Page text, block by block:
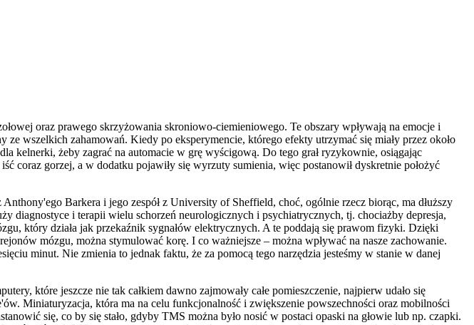
oraz prawego skrzyżowania skroniowo-ciemieniowego. Te obszary wpływają na emocje i
wszelkich zahamowań. Kiedy po eksperymencie, którego efekty utrzymać się miały przez około
kelnerki, żeby zagrać na automacie w grę wyścigową. Do tego grał ryzykownie, osiągając
coraz gorzej, a w dodatku pojawiły się wyrzuty sumienia, więc postanowił dyskretnie położyć
Barkera i jego zespół z University of Sheffield, choć, ogólnie rzecz biorąc, ma dłuższy
diagnostyce i terapii wielu schorzeń neurologicznych i psychiatrycznych, tj. chociażby depresja,
który działa jak przekaźnik sygnałów elektrycznych. A te poddają się prawom fizyki. Dzięki
mózgu, można stymulować korę. I co ważniejsze – można wpływać na nasze zachowanie.
minut. Nie zmienia to jednak faktu, że za pomocą tego narzędzia jesteśmy w stanie w danej
które jeszcze nie tak całkiem dawno zajmowały całe pomieszczenie, najpierw udało się
Miniaturyzacja, która ma na celu funkcjonalność i zwiększenie powszechności oraz mobilności
się, co by się stało, gdyby TMS można było nosić w postaci opaski na głowie lub np. czapki.